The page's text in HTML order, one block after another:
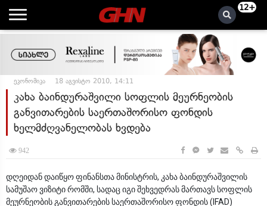
12+
ეკონომიკა 18 აგვისტო 2010, 14:11
კახა ბაინდურაშვილი სოფლის მეურნეობის
განვითარების საერთაშორისო ფონდის
ხელმძღვანელობას ხვდება
942
დღეიდან დაიწყო ფინანსთა მინისტრის, კახა ბაინდურაშვილის
სამუშაო ვიზიტი რომში, სადაც იგი შეხვედრას მართავს სოფლის
მეურნეობის განვითარების საერთაშორისო ფონდის (IFAD)